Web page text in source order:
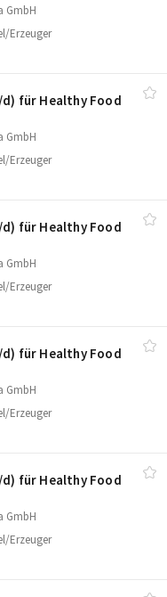
GmbH
Erzeuger
für Healthy Food
GmbH
Erzeuger
für Healthy Food
GmbH
Erzeuger
für Healthy Food
GmbH
Erzeuger
für Healthy Food
GmbH
Erzeuger